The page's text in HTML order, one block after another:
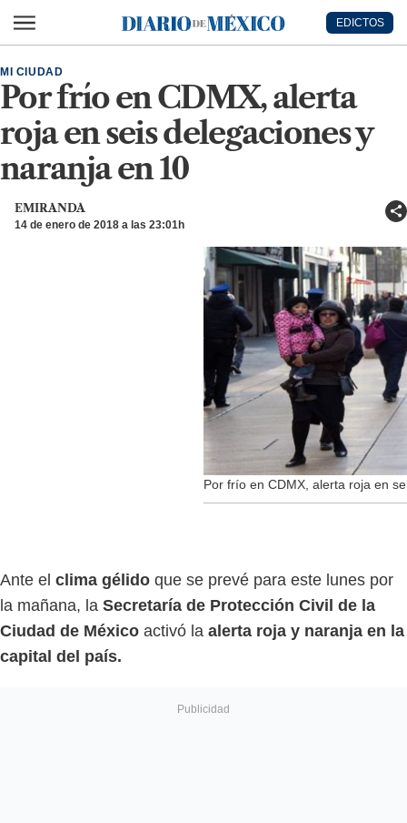
Diario de México
EDICTOS
Por frío en CDMX, alerta
roja en seis delegaciones y
naranja en 10
MI CIUDAD
EMIRANDA
14 de enero de 2018 a las 23:01h
Por frío en CDMX, alerta roja en
Ante el clima gélido que se prevé para este lunes por
la mañana, la Secretaría de Protección Civil de la
Ciudad de México activó la alerta roja y naranja en la
capital del país.